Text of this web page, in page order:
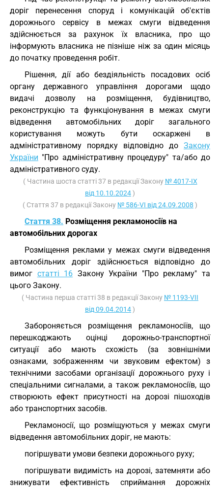
доріг перенесення споруд і комунікацій об'єктів
дорожнього сервісу в межах смуги відведення
здійснюється за рахунок їх власника, про що
інформують власника не пізніше ніж за один місяць
до початку проведення робіт.
Рішення, дії або бездіяльність посадових осіб
органу державного управління дорогами щодо
видачі дозволу на розміщення, будівництво,
реконструкцію та функціонування в межах смуги
відведення автомобільних доріг загального
користування можуть бути оскаржені в
адміністративному порядку відповідно до Закону
України "Про адміністративну процедуру" та/або до
адміністративного суду.
( Частина шоста статті 37 в редакції Закону № 4017-IX
від 10.10.2024)
( Стаття 37 в редакції Закону № 586-VI від 24.09.2008 )
Стаття 38. Розміщення рекламоносіїв на
автомобільних дорогах
Розміщення реклами у межах смуги відведення
автомобільних доріг здійснюється відповідно до
вимог статті 16 Закону України "Про рекламу" та
цього Закону.
( Частина перша статті 38 в редакції Закону № 1193-VII
від 09.04.2014)
Забороняється розміщення рекламоносіїв, що
перешкоджають оцінці дорожньо-транспортної
ситуації або мають схожість (за зовнішніми
ознаками, зображенням чи звуковим ефектом) з
технічними засобами організації дорожнього руху і
спеціальними сигналами, а також рекламоносіїв, що
створюють ефект присутності на дорозі пішоходів
або транспортних засобів.
Рекламоносії, що розміщуються у межах смуги
відведення автомобільних доріг, не мають:
погіршувати умови безпеки дорожнього руху;
погіршувати видимість на дорозі, затемняти або
знижувати ефективність сприймання дорожніх